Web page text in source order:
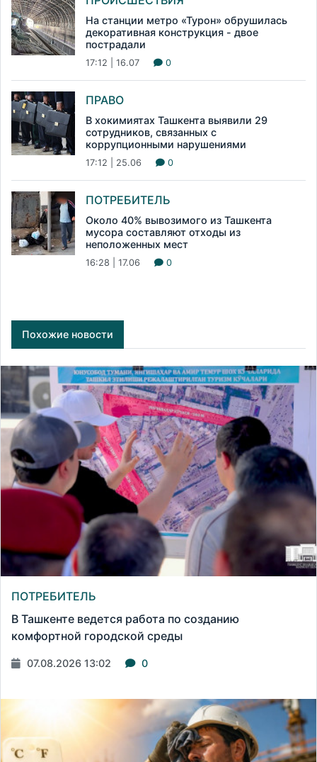
На станции метро «Турон» обрушилась
декоративная конструкция - двое
пострадали
17:12 | 16.07 0
ПРАВО
В хокимиятах Ташкента выявили 29
сотрудников, связанных с
коррупционными нарушениями
17:12 | 25.06 0
ПОТРЕБИТЕЛЬ
Около 40% вывозимого из Ташкента
мусора составляют отходы из
неположенных мест
16:28 | 17.06 0
Похожие новости
ПОТРЕБИТЕЛЬ
В Ташкенте ведется работа по созданию
комфортной городской среды
07.08.2026 13:02 0